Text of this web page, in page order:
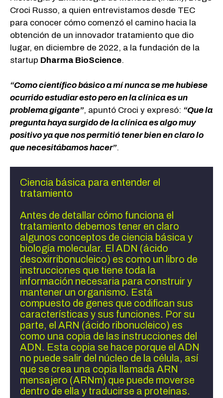
Croci Russo, a quien entrevistamos desde TEC
para conocer cómo comenzó el camino hacia la
obtención de un innovador tratamiento que dio
lugar, en diciembre de 2022, a la fundación de la
startup Dharma BioScience.
“Como científico básico a mí nunca se me hubiese
ocurrido estudiar esto pero en la clínica es un
problema gigante”, apuntó Croci y expresó: “Que la
pregunta haya surgido de la clínica es algo muy
positivo ya que nos permitió tener bien en claro lo
que necesitábamos hacer”.
Ciencia básica para entender el
tratamiento
Antes de detallar cómo funciona el
tratamiento debemos tener en claro
algunos conceptos de ciencia básica y
biología molecular. El ADN (ácido
desoxirribonucleico) es como un libro de
instrucciones que tiene toda la
información necesaria para construir y
mantener un organismo. Está
compuesto de genes que codifican sus
características y sus funciones. Por su
parte, el ARN (ácido ribonucleico) es
como una copia de las instrucciones del
ADN. Esta copia se hace porque el ADN
no puede salir del núcleo de la célula, así
que se crea una copia llamada ARN
mensajero (ARNm) que puede moverse
dentro de ella y traducirse a proteínas.